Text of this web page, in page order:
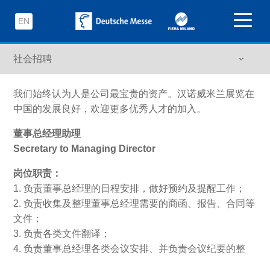
EN
我们始终认为人是公司最宝贵的资产。汉诺威米兰展览在
中国的发展良好，欢迎更多优秀人才的加入。
董事总经理助理
Secretary to Managing Director
岗位职责：
1. 负责董事总经理的日程安排，做好预约及提醒工作；
2. 负责收集及整理董事总经理需要的商函、报告、合同等
文件；
3. 负责各类文件翻译；
4. 负责董事总经理各类会议安排、并负责会议纪要的整